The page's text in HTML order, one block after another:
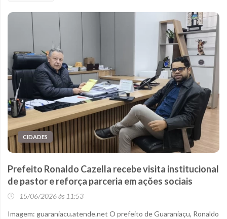
CIDADES
Prefeito Ronaldo Cazella recebe visita institucional
de pastor e reforça parceria em ações sociais
15/06/2026 às 11:53
Imagem: guaraniacu.atende.net O prefeito de Guaraniaçu, Ronaldo